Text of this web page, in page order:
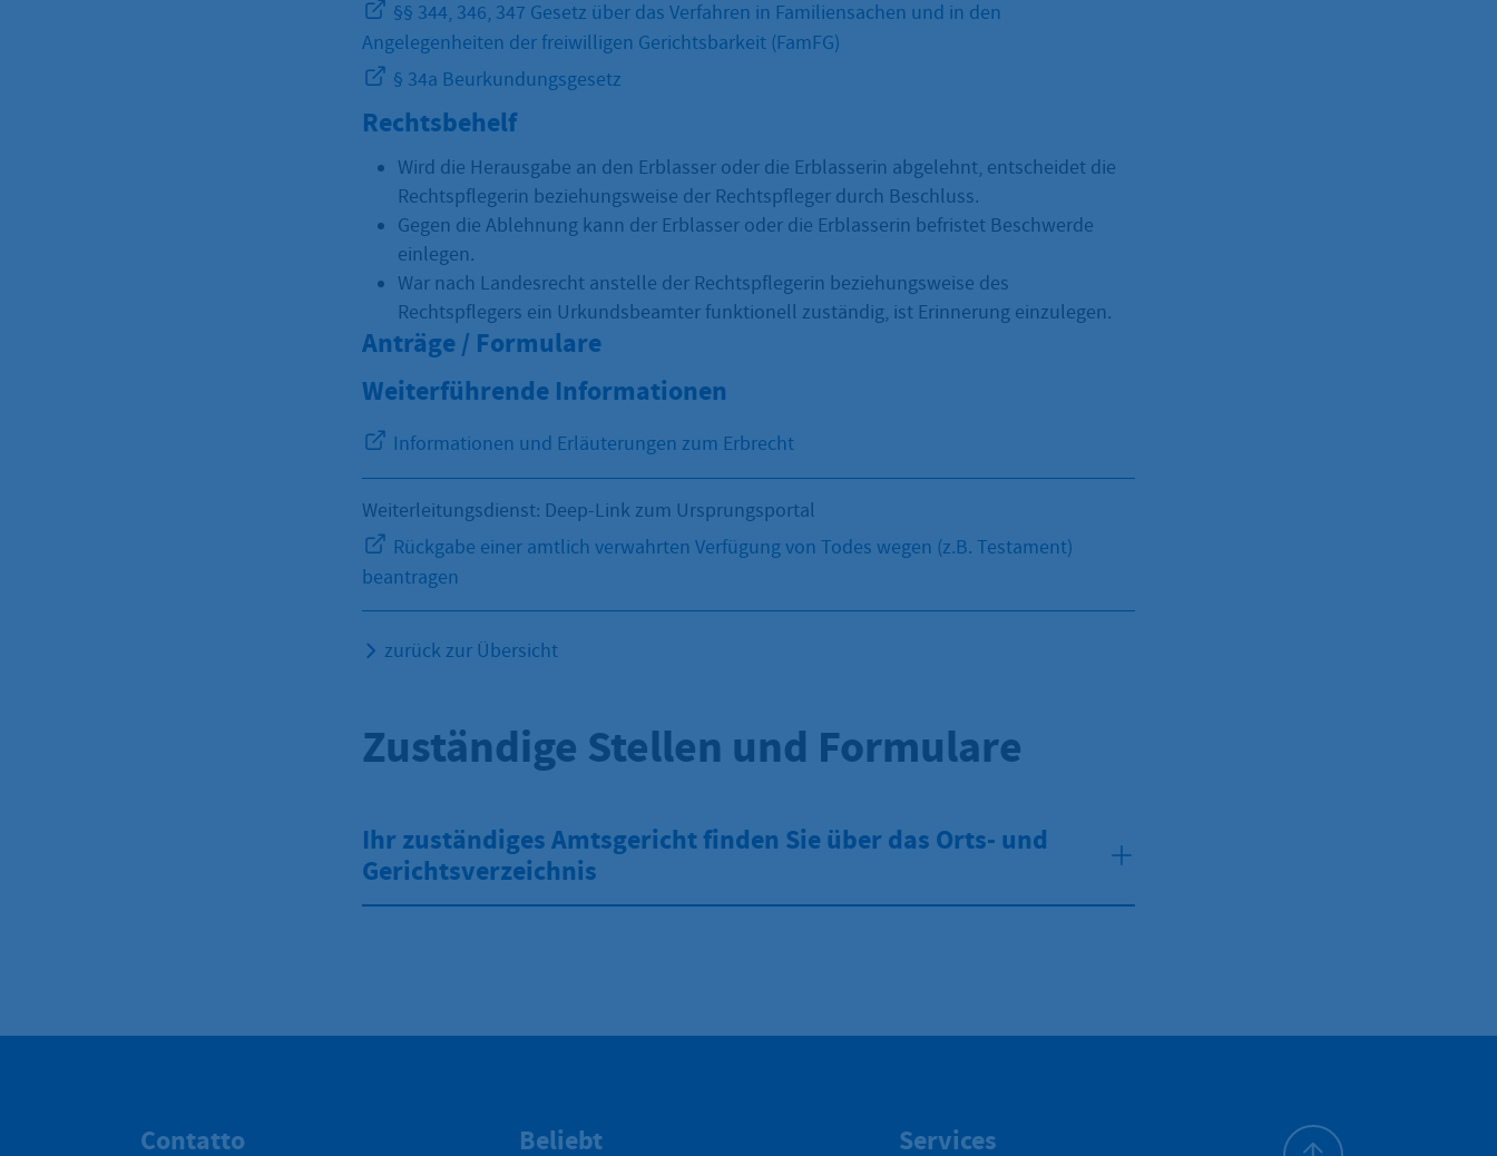
§§ 344, 346, 347 Gesetz über das Verfahren in Familiensachen und in den
Angelegenheiten der freiwilligen Gerichtsbarkeit (FamFG)
§ 34a Beurkundungsgesetz
Rechtsbehelf
Wird die Herausgabe an den Erblasser oder die Erblasserin abgelehnt, entscheidet die
Rechtspflegerin beziehungsweise der Rechtspfleger durch Beschluss.
Gegen die Ablehnung kann der Erblasser oder die Erblasserin befristet Beschwerde
einlegen.
War nach Landesrecht anstelle der Rechtspflegerin beziehungsweise des
Rechtspflegers ein Urkundsbeamter funktionell zuständig, ist Erinnerung einzulegen.
Anträge / Formulare
Weiterführende Informationen
Informationen und Erläuterungen zum Erbrecht
Weiterleitungsdienst: Deep-Link zum Ursprungsportal
Rückgabe einer amtlich verwahrten Verfügung von Todes wegen (z.B. Testament)
beantragen
zurück zur Übersicht
Zuständige Stellen und Formulare
Ihr zuständiges Amtsgericht finden Sie über das Orts- und
Gerichtsverzeichnis
Contatto Beliebt Services